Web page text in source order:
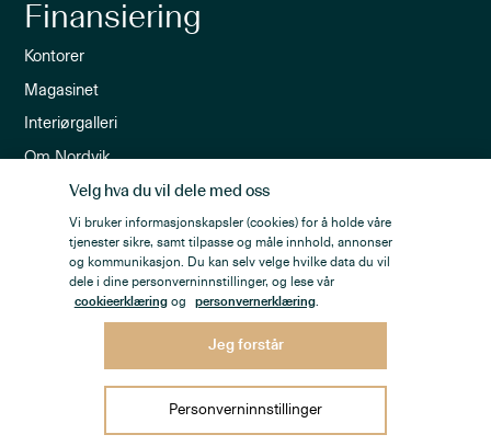
Finansiering
Kontorer
Magasinet
Interiørgalleri
Om Nordvik
Ledige stillinger
Nordvik-appen
Nyhetsbrev
Åpenhetsloven
Velg hva du vil dele med oss
Vi bruker informasjonskapsler (cookies) for å holde våre
tjenester sikre, samt tilpasse og måle innhold, annonser
og kommunikasjon. Du kan selv velge hvilke data du vil
dele i dine personverninnstillinger, og lese vår
cookieerklæringog personvernerklæring.
Jeg forstår
Personverninnstillinger